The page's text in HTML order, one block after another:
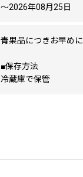
～2026年08月25日
青果品につきお早め
■保存方法
冷蔵庫で保管